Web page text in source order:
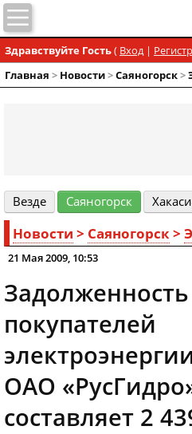
Здравствуйте Гость( Вход|
Главная > Новости>Cаяногорск>
Везде Cаяногорск
Новости > Cаяногорск>
21 Мая 2009, 10:53
Задолженность
покупателей
ОАО
составляет 2